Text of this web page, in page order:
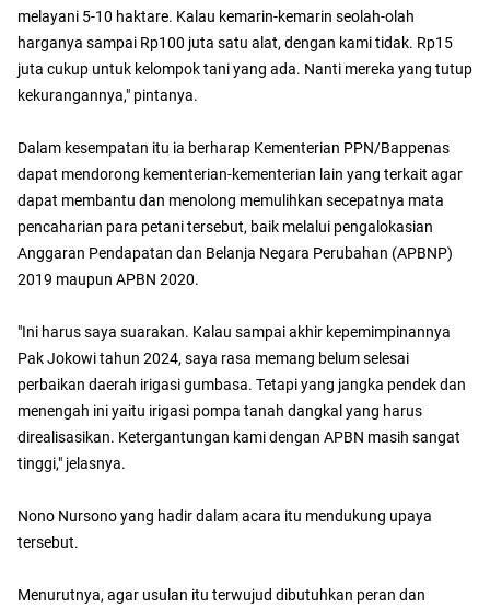
melayani 5-10 haktare. Kalau kemarin-kemarin seolah-olah
harganya sampai Rp100 juta satu alat, dengan kami tidak. Rp15
juta cukup untuk kelompok tani yang ada. Nanti mereka yang tutup
kekurangannya," pintanya.
Dalam kesempatan itu ia berharap Kementerian PPN/Bappenas
dapat mendorong kementerian-kementerian lain yang terkait agar
dapat membantu dan menolong memulihkan secepatnya mata
pencaharian para petani tersebut, baik melalui pengalokasian
Anggaran Pendapatan dan Belanja Negara Perubahan (APBNP)
2019 maupun APBN 2020.
"Ini harus saya suarakan. Kalau sampai akhir kepemimpinannya
Pak Jokowi tahun 2024, saya rasa memang belum selesai
perbaikan daerah irigasi gumbasa. Tetapi yang jangka pendek dan
menengah ini yaitu irigasi pompa tanah dangkal yang harus
direalisasikan. Ketergantungan kami dengan APBN masih sangat
tinggi," jelasnya.
Nono Nursono yang hadir dalam acara itu mendukung upaya
tersebut.
Menurutnya, agar usulan itu terwujud dibutuhkan peran dan